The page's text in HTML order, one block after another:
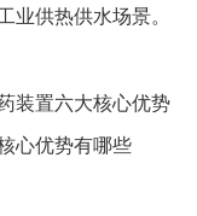
供热供水场景。
装置六大核心优势
心优势有哪些